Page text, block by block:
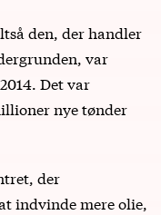
den, der handler
var
Det var
nye tønder
der
indvinde mere olie,